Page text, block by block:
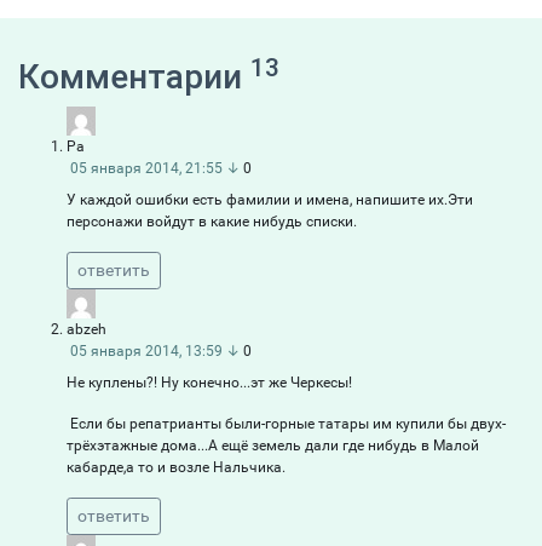
Комментарии 13
Ра
05 января 2014, 21:55 ↓ 0
У каждой ошибки есть фамилии и имена, напишите их.Эти
персонажи войдут в какие нибудь списки.
ответить
abzeh
05 января 2014, 13:59 ↓ 0
Не куплены?! Ну конечно...эт же Черкесы!
Если бы репатрианты были-горные татары им купили бы двух-
трёхэтажные дома...А ещё земель дали где нибудь в Малой
кабарде,а то и возле Нальчика.
ответить